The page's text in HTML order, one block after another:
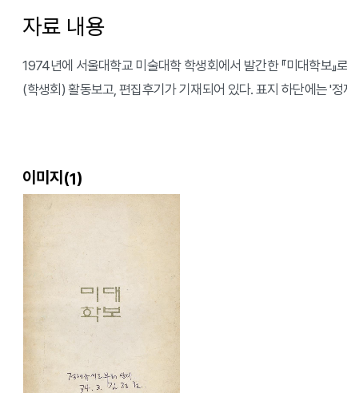
자료 내용
1974년에 서울대학교 미술대학 학생회에서 발간한 『미대학보
(학생회) 활동보고, 편집후기가 기재되어 있다. 표지 하단에는 '
이미지(1)